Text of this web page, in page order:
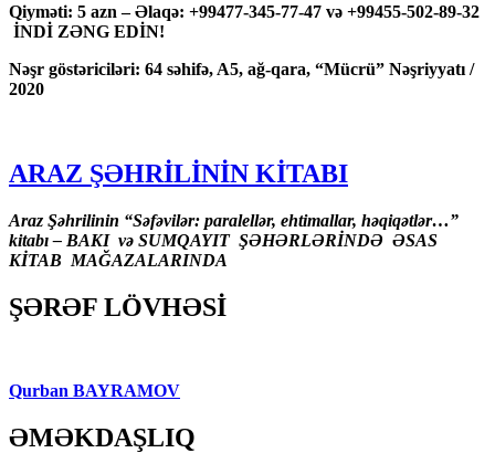
Qiyməti: 5 azn – Əlaqə: +99477-345-77-47 və +99455-502-89-32
İNDİ ZƏNG EDİN!
Nəşr göstəriciləri: 64 səhifə, A5, ağ-qara, “Mücrü” Nəşriyyatı /
2020
ARAZ ŞƏHRİLİNİN KİTABI
Araz Şəhrilinin “Səfəvilər: paralellər, ehtimallar, həqiqətlər…”
kitabı – BAKI və SUMQAYIT ŞƏHƏRLƏRİNDƏ ƏSAS
KİTAB MAĞAZALARINDA
ŞƏRƏF LÖVHƏSİ
Qurban BAYRAMOV
ƏMƏKDAŞLIQ